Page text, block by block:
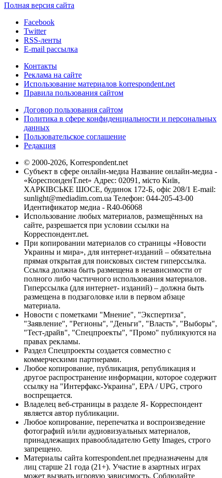
Полная версия сайта
Facebook
Twitter
RSS-ленты
E-mail рассылка
Контакты
Реклама на сайте
Использование материалов korrespondent.net
Правила пользования сайтом
Договор пользования сайтом
Политика в сфере конфиденциальности и персональных
данных
Пользовательское соглашение
Редакция
© 2000-2026, Korrespondent.net
Субъект в сфере онлайн-медиа Название онлайн-медиа -
«КореспонденТ.net» Адрес: 02091, місто Київ,
ХАРКІВСЬКЕ ШОСЕ, будинок 172-Б, офіс 208/1 E-mail:
sunlight@mediadim.com.ua Телефон: 044-205-43-00
Идентификатор медиа - R40-06068
Использование любых материалов, размещённых на
сайте, разрешается при условии ссылки на
Корреспондент.net.
При копировании материалов со страницы «Новости
Украины и мира», для интернет-изданий – обязательна
прямая открытая для поисковых систем гиперссылка.
Ссылка должна быть размещена в независимости от
полного либо частичного использования материалов.
Гиперссылка (для интернет- изданий) – должна быть
размещена в подзаголовке или в первом абзаце
материала.
Новости с пометками "Мнение", "Экспертиза",
"Заявление", "Регионы", "Деньги", "Власть", "Выборы",
"Тест-драйв", "Спецпроекты", "Промо" публикуются на
правах рекламы.
Раздел Спецпроекты создается совместно с
коммерческими партнерами.
Любое копирование, публикация, републикация и
другое распространение информации, которое содержит
ссылку на "Интерфакс-Украина", EPA / UPG, строго
воспрещается.
Владелец веб-страницы в разделе Я- Корреспондент
является автор публикации.
Любое копирование, перепечатка и воспроизведение
фотографий и/или аудиовизуальных материалов,
принадлежащих правообладателю Getty Images, строго
запрещено.
Материалы сайта korrespondent.net предназначены для
лиц старше 21 года (21+). Участие в азартных играх
может вызвать игровую зависимость. Соблюдайте